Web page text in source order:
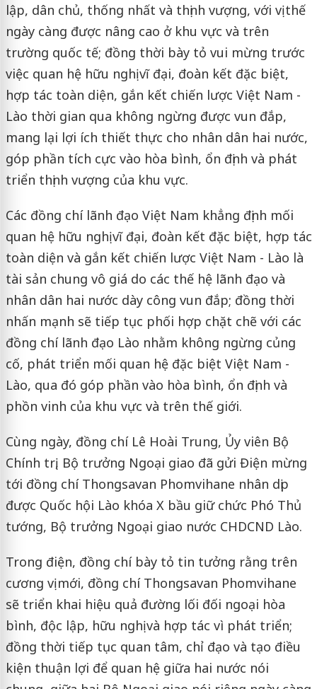
lập, dân chủ, thống nhất và thịnh vượng, với vị thế
ngày càng được nâng cao ở khu vực và trên
trường quốc tế; đồng thời bày tỏ vui mừng trước
việc quan hệ hữu nghị vĩ đại, đoàn kết đặc biệt,
hợp tác toàn diện, gắn kết chiến lược Việt Nam -
Lào thời gian qua không ngừng được vun đắp,
mang lại lợi ích thiết thực cho nhân dân hai nước,
góp phần tích cực vào hòa bình, ổn định và phát
triển thịnh vượng của khu vực.
Các đồng chí lãnh đạo Việt Nam khẳng định mối
quan hệ hữu nghị vĩ đại, đoàn kết đặc biệt, hợp tác
toàn diện và gắn kết chiến lược Việt Nam - Lào là
tài sản chung vô giá do các thế hệ lãnh đạo và
nhân dân hai nước dày công vun đắp; đồng thời
nhấn mạnh sẽ tiếp tục phối hợp chặt chẽ với các
đồng chí lãnh đạo Lào nhằm không ngừng củng
cố, phát triển mối quan hệ đặc biệt Việt Nam -
Lào, qua đó góp phần vào hòa bình, ổn định và
phồn vinh của khu vực và trên thế giới.
Cùng ngày, đồng chí Lê Hoài Trung, Ủy viên Bộ
Chính trị, Bộ trưởng Ngoại giao đã gửi Điện mừng
tới đồng chí Thongsavan Phomvihane nhân dịp
được Quốc hội Lào khóa X bầu giữ chức Phó Thủ
tướng, Bộ trưởng Ngoại giao nước CHDCND Lào.
Trong điện, đồng chí bày tỏ tin tưởng rằng trên
cương vị mới, đồng chí Thongsavan Phomvihane
sẽ triển khai hiệu quả đường lối đối ngoại hòa
bình, độc lập, hữu nghị và hợp tác vì phát triển;
đồng thời tiếp tục quan tâm, chỉ đạo và tạo điều
kiện thuận lợi để quan hệ giữa hai nước nói